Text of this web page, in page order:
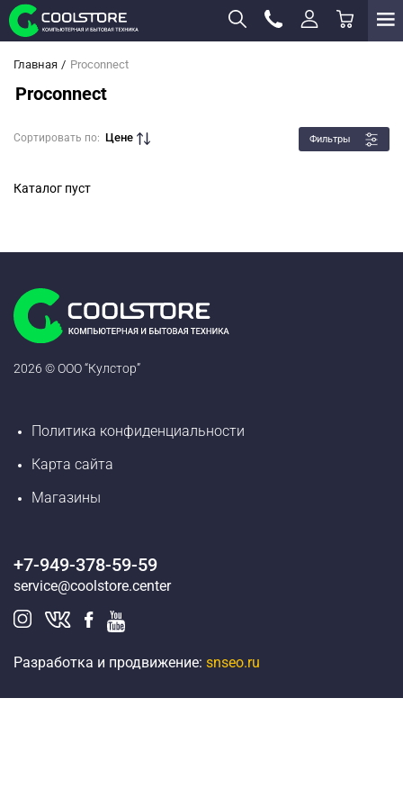
Главная Proconnect
Proconnect
Сортировать по: Цене Фильтры
Каталог пуст
2026 © ООО “Кулстор”
Политика конфиденциальности
Карта сайта
Магазины
+7-949-378-59-59
service@coolstore.center
Разработка и продвижение: snseo.ru